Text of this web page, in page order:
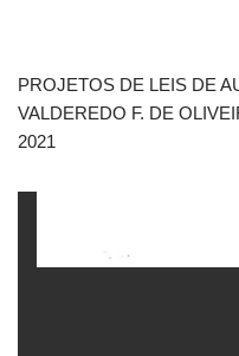
PROJETOS DE LEIS DE
VALDEREDO F. DE
2021